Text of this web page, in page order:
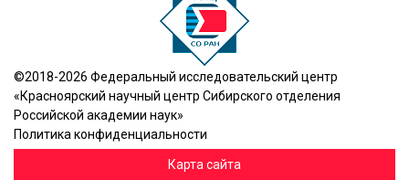
©2018-2026 Федеральный исследовательский центр
«Красноярский научный центр Сибирского отделения
Российской академии наук»
Политика конфиденциальности
Карта сайта